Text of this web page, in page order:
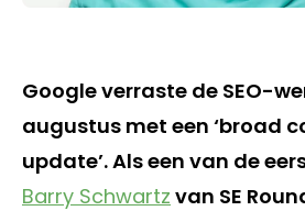
Google verraste de SEO-
augustus met een ‘broad
update’. Als een van de
Barry Schwartz van SE